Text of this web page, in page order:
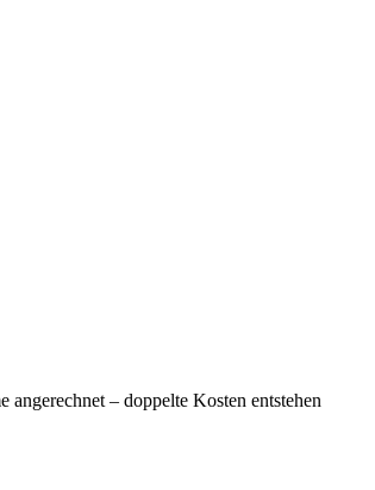
angerechnet – doppelte Kosten entstehen